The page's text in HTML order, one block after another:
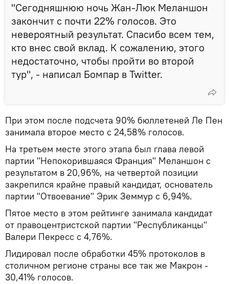
"Сегодняшнюю ночь Жан-Люк Меланшон
закончит с почти 22% голосов. Это
невероятный результат. Спасибо всем тем,
кто внес свой вклад. К сожалению, этого
недостаточно, чтобы пройти во второй
тур", - написал Бомпар в Twitter.
При этом после подсчета 90% бюллетеней Ле Пен
занимала второе место с 24,58% голосов.
На третьем месте этого этапа был глава левой
партии "Непокорившаяся Франция" Меланшон с
результатом в 20,96%, на четвертой позиции
закрепился крайне правый кандидат, основатель
партии "Отвоевание" Эрик Земмур с 6,94%.
Пятое место в этом рейтинге занимала кандидат
от правоцентристской партии "Республиканцы"
Валери Пекресс с 4,76%.
Лидировал после обработки 45% протоколов в
столичном регионе страны все так же Макрон -
30,41% голосов.